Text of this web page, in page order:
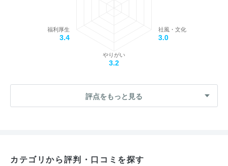
社風・文化
3.0
やりがい
3.2
福利厚生
3.4
評点をもっと見る
カテゴリから評判・口コミを探す